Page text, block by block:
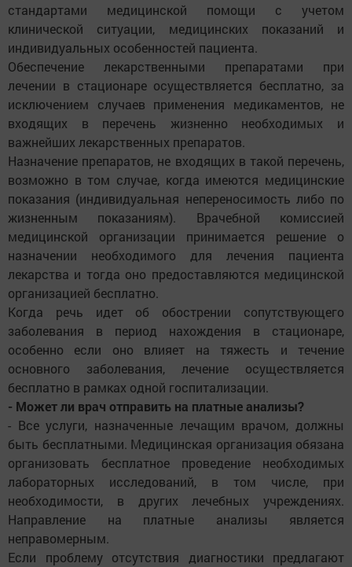
стандартами медицинской помощи с учетом
клинической ситуации, медицинских показаний и
индивидуальных особенностей пациента.
Обеспечение лекарственными препаратами при
лечении в стационаре осуществляется бесплатно, за
исключением случаев применения медикаментов, не
входящих в перечень жизненно необходимых и
важнейших лекарственных препаратов.
Назначение препаратов, не входящих в такой перечень,
возможно в том случае, когда имеются медицинские
показания (индивидуальная непереносимость либо по
жизненным показаниям). Врачебной комиссией
медицинской организации принимается решение о
назначении необходимого для лечения пациента
лекарства и тогда оно предоставляются медицинской
организацией бесплатно.
Когда речь идет об обострении сопутствующего
заболевания в период нахождения в стационаре,
особенно если оно влияет на тяжесть и течение
основного заболевания, лечение осуществляется
бесплатно в рамках одной госпитализации.
- Может ли врач отправить на платные анализы?
- Все услуги, назначенные лечащим врачом, должны
быть бесплатными. Медицинская организация обязана
организовать бесплатное проведение необходимых
лабораторных исследований, в том числе, при
необходимости, в других лечебных учреждениях.
Направление на платные анализы является
неправомерным.
Если проблему отсутствия диагностики предлагают